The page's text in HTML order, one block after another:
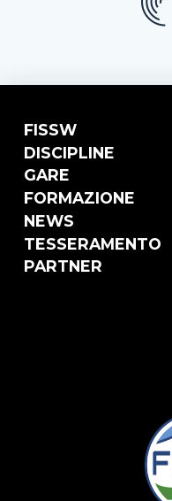
FISSW
DISCIPLINE
GARE
FORMAZIONE
NEWS
TESSERAMENTO
PARTNER